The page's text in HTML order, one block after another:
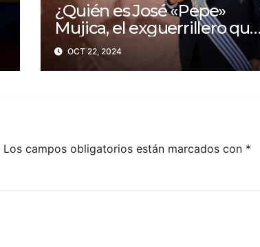
¿Quién es José «Pepe»
Mujica, el exguerrillero que
fue presidente de
Uruguay?
OCT 22, 2024
Los campos obligatorios están marcados con *